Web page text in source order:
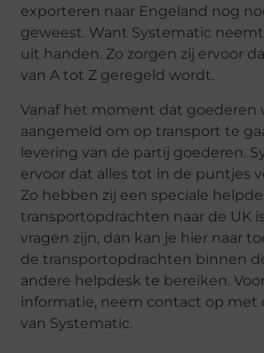
exporteren naar Engeland nog
geweest. Want Systematic
uit handen. Zo zorgen zij ervoor
van A tot Z geregeld wordt.
Vanaf het moment dat goederen
aangemeld om op transport te
levering van de partij goederen.
ervoor dat alles tot in de puntjes
Zo hebben zij een speciale
transportopdrachten naar de UK
vragen zijn, dan kan je hier naar
de transportopdrachten binnen
andere helpdesk te bereiken.
informatie, neem contact op met
van Systematic.